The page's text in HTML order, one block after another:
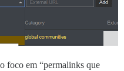
foco em “permalinks que